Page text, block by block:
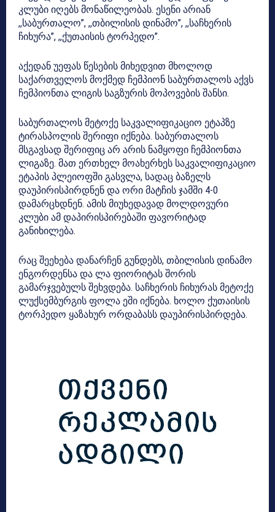
კლუბი იღებს მონაწილეობას. ესენი არიან
,,საბურთალო”, ,,თბილისის დინამო”, ,,საჩხერის
ჩიხურა”, ,,ქუთაისის ტორპედო”.
აქედან უეფას წესების მიხედვით მხოლოდ
საქართველოს მოქმედ ჩემპიონ საბურთალოს აქვს
ჩემპიონთა ლიგის საგზურის მოპოვების შანსი.
საბურთალოს მეტოქე საკვალიფიკაციო ეტაპზე
ტირასპოლის შერიფი იქნება. საბურთალოს
მსგავსად შერიფიც არ არის ნამყოფი ჩემპიონთა
ლიგაზე. მათ ერთხელ მოახერხეს საკვალიფიკაციო
ეტაპის პლეიოფში გასვლა, სადაც ბაზელს
დაუპირისპირდნენ და ორი მატჩის ჯამში 4-0
დამარცხდნენ. ამის მიუხედავად მოლდოვური
კლუბი ამ დაპირისპირებაში ფავორიტად
განიხილება.
რაც შეეხება დანარჩენ გუნდებს, თბილისის დინამო
ენგორდენსა და ლა ფიორიტას შორის
გამარჯვებულს შეხვდება. საჩხერის ჩიხურას მეტოქე
ლუქსემბურგის ფოლა ეში იქნება. ხოლო ქუთაისის
ტორპედო ყაზახურ ორდაბასს დაუპირისპირდება.